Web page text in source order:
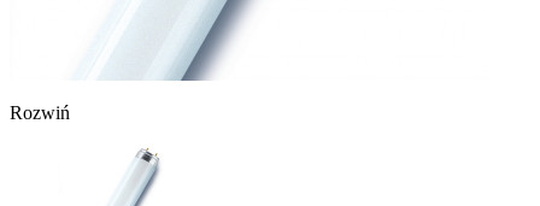
Rozwiń